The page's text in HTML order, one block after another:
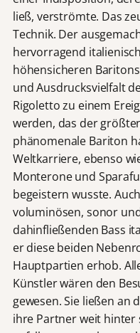
ließ, verströmte. Das
Technik. Der
hervorragend
höhensicheren
und Ausdrucksvielfalt
Rigoletto zu einem
werden, das der
phänomenale Bariton
Weltkarriere, ebenso
Monterone und
begeistern wusste.
voluminösen, sonor
dahinfließenden Bass
er diese beiden
Hauptpartien erhob.
Künstler wären den
gewesen. Sie ließen an
ihre Partner weit hinter